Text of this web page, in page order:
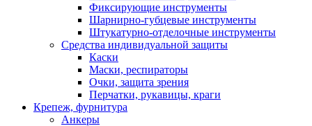
Фиксирующие инструменты
Шарнирно-губцевые инструменты
Штукатурно-отделочные инструменты
Средства индивидуальной защиты
Каски
Маски, респираторы
Очки, защита зрения
Перчатки, рукавицы, краги
Крепеж, фурнитура
Анкеры